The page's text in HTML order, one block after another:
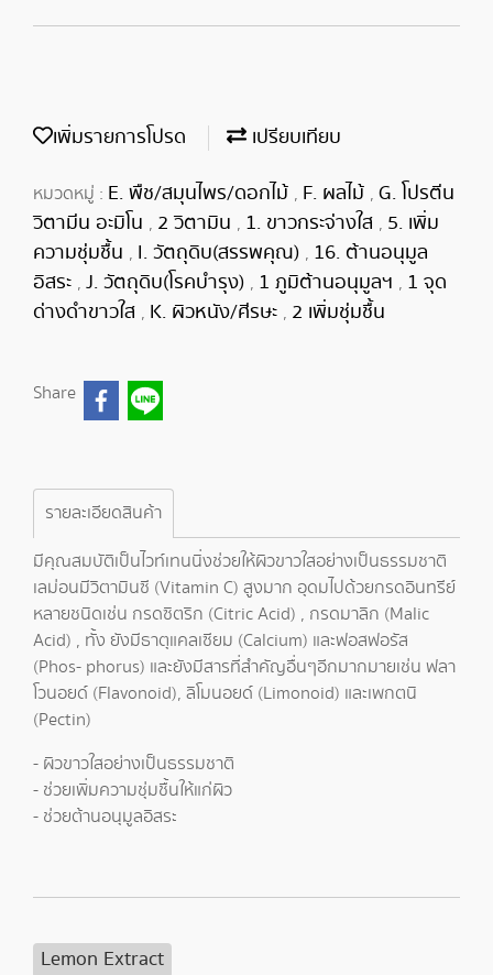
เพิ่มรายการโปรด เปรียบเทียบ
หมวดหมู่ : E. พืช/สมุนไพร/ดอกไม้ , F. ผลไม้ , G. โปรตีน
วิตามีน อะมิโน , 2 วิตามิน , 1. ขาวกระจ่างใส , 5. เพิ่ม
ความชุ่มชื้น , I. วัตถุดิบ(สรรพคุณ) , 16. ต้านอนุมูล
อิสระ , J. วัตถุดิบ(โรคบำรุง) , 1 ภูมิต้านอนุมูลฯ , 1 จุด
ด่างดำขาวใส , K. ผิวหนัง/ศีรษะ , 2 เพิ่มชุ่มชื้น
Share
รายละเอียดสินค้า
มีคุณสมบัติเป็นไวท์เทนนิ่งช่วยให้ผิวขาวใสอย่างเป็นธรรมชาติ
เลม่อนมีวิตามินซี (Vitamin C) สูงมาก อุดมไปด้วยกรดอินทรีย์
หลายชนิดเช่น กรดซิตริก (Citric Acid) , กรดมาลิก (Malic
Acid) , ทั้ง ยังมีธาตุแคลเซียม (Calcium) และฟอสฟอรัส
(Phos- phorus) และยังมีสารที่สำคัญอื่นๆอีกมากมายเช่น ฟลา
โวนอยด์ (Flavonoid), ลิโมนอยด์ (Limonoid) และเพกตนิ
(Pectin)
- ผิวขาวใสอย่างเป็นธรรมชาติ
- ช่วยเพิ่มความชุ่มชื้นให้แก่ผิว
- ช่วยต้านอนุมูลอิสระ
Lemon Extract